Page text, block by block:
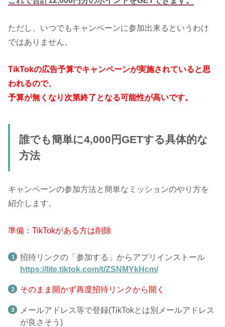
ただし、いつでもキャンペーンに参加出来るというわけ
ではありません。
TikTokの広告予算でキャンペーンが実施されていると思
われるので、
予算が無くなり次第終了となる可能性が高いです。
誰でも簡単に4,000円GETする具体的な
方法
キャンペーンの参加方法と簡単なミッションのやり方を
紹介します。
準備：TikTokがある方は削除
招待リンクの「参加する」からアプリインストール
https://lite.tiktok.com/t/ZSNMYkHcm/
そのまま開かず再度招待リンクから開く
メールアドレス等で登録(TikTokとは別メールアドレス
が良さそう)